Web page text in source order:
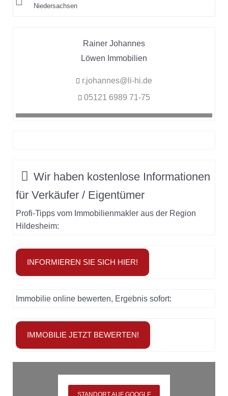
Niedersachsen
Rainer Johannes
Löwen Immobilien
r.johannes@li-hi.de
05121 6989 71-75
Wir haben kostenlose Informationen
für Verkäufer / Eigentümer
Profi-Tipps vom Immobilienmakler aus der Region
Hildesheim:
INFORMIEREN SIE SICH HIER!
Immobilie online bewerten, Ergebnis sofort:
IMMOBILIE JETZT BEWERTEN!
STANDORT AUF GOOGLE